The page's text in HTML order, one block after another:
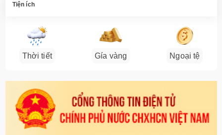
Tiện ích
Thời tiết Gía vàng Ngoại tệ